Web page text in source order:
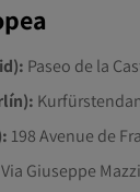
Paseo de la
198 Avenue de
Via Giuseppe